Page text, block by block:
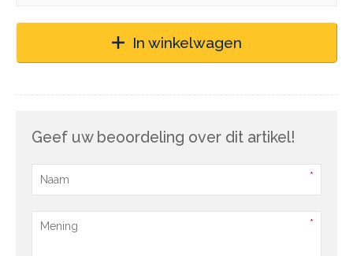
In winkelwagen
Geef uw beoordeling over dit artikel!